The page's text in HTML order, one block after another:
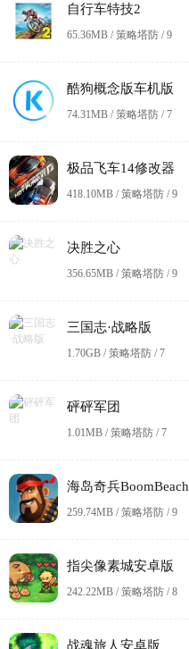
自行车特技2
65.36MB / 策略塔防 /9
酷狗概念版车机版
74.31MB / 策略塔防 /7
极品飞车14修改器
418.10MB / 策略塔防 /9
决胜之心
356.65MB / 策略塔防 /9
三国志·战略版
1.70GB / 策略塔防 /7
砰砰军团
1.01MB / 策略塔防 /7
海岛奇兵BoomBeach
259.74MB / 策略塔防 /9
指尖像素城安卓版
242.22MB / 策略塔防 /8
战魂旅人安卓版